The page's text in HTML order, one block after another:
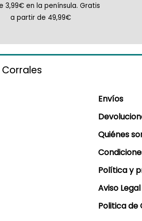
3,99€ en la península. Gratis
a partir de 49,99€
Envíos
Quiénes
Política y
Aviso Legal
Politica de